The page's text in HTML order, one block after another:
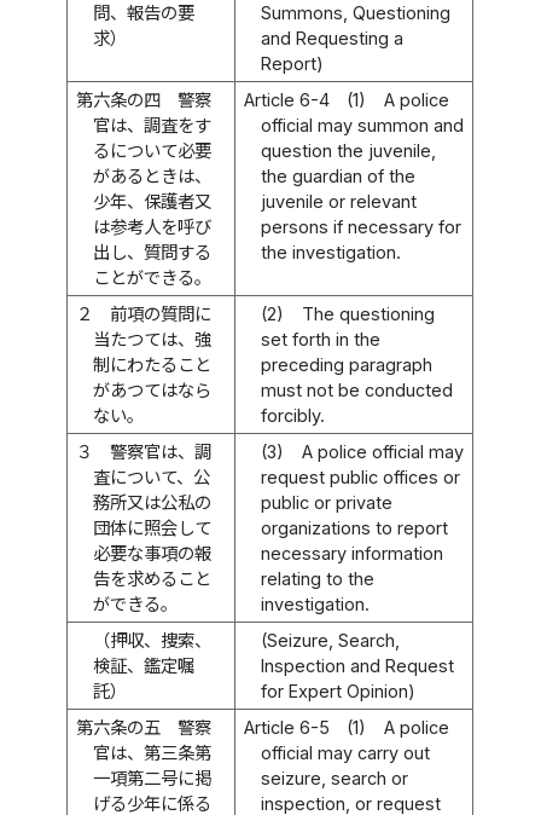
問、報告の要
求）
Summons, Questioning
and Requesting a
Report)
第六条の四
警察
官は、調査をす
るについて必要
があるときは、
少年、保護者又
は参考人を呼び
出し、質問する
ことができる。
Article 6-4 (1)
A police
official may summon and
question the juvenile,
the guardian of the
juvenile or relevant
persons if necessary for
the investigation.
２
前項の質問に
当たつては、強
制にわたること
があつてはなら
ない。
(2)
The questioning
set forth in the
preceding paragraph
must not be conducted
forcibly.
３
警察官は、調
査について、公
務所又は公私の
団体に照会して
必要な事項の報
告を求めること
ができる。
(3)
A police official may
request public offices or
public or private
organizations to report
necessary information
relating to the
investigation.
（押収、捜索、
検証、鑑定嘱
託）
(Seizure, Search,
Inspection and Request
for Expert Opinion)
第六条の五
警察
官は、第三条第
一項第二号に掲
げる少年に係る
Article 6-5 (1)
A police
official may carry out
seizure, search or
inspection, or request